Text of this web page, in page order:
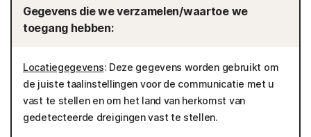
Gegevens die we verzamelen/waartoe we
toegang hebben:
Locatiegegevens: Deze gegevens worden gebruikt om
de juiste taalinstellingen voor de communicatie met u
vast te stellen en om het land van herkomst van
gedetecteerde dreigingen vast te stellen.